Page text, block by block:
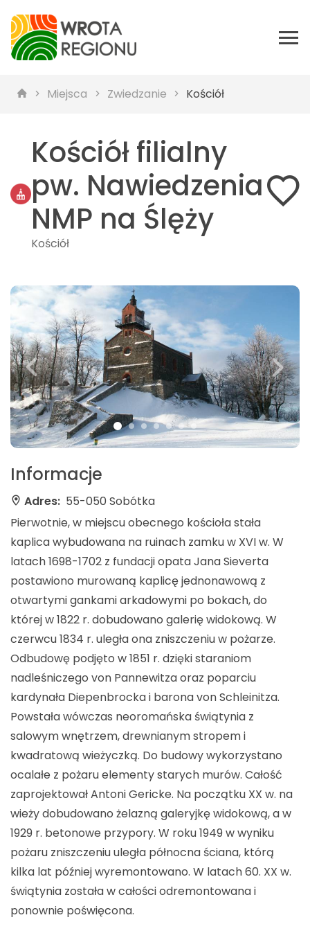
Miejsca Zwiedzanie Kościół
Kościół filialny
pw. Nawiedzenia
NMP na Ślęży
Kościół
Informacje
Adres: 55-050 Sobótka
Pierwotnie, w miejscu obecnego kościoła stała
kaplica wybudowana na ruinach zamku w XVI w. W
latach 1698-1702 z fundacji opata Jana Sieverta
postawiono murowaną kaplicę jednonawową z
otwartymi gankami arkadowymi po bokach, do
której w 1822 r. dobudowano galerię widokową. W
czerwcu 1834 r. uległa ona zniszczeniu w pożarze.
Odbudowę podjęto w 1851 r. dzięki staraniom
nadleśniczego von Pannewitza oraz poparciu
kardynała Diepenbrocka i barona von Schleinitza.
Powstała wówczas neoromańska świątynia z
salowym wnętrzem, drewnianym stropem i
kwadratową wieżyczką. Do budowy wykorzystano
ocalałe z pożaru elementy starych murów. Całość
zaprojektował Antoni Gericke. Na początku XX w. na
wieży dobudowano żelazną galeryjkę widokową, a w
1929 r. betonowe przypory. W roku 1949 w wyniku
pożaru zniszczeniu uległa północna ściana, którą
kilka lat później wyremontowano. W latach 60. XX w.
świątynia została w całości odremontowana i
ponownie poświęcona.